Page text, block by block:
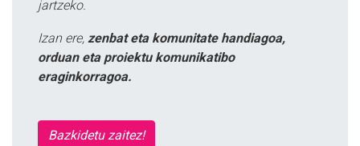
jartzeko.
Izan ere, zenbat eta komunitate handiagoa,
orduan eta proiektu komunikatibo
eraginkorragoa.
Bazkidetu zaitez!